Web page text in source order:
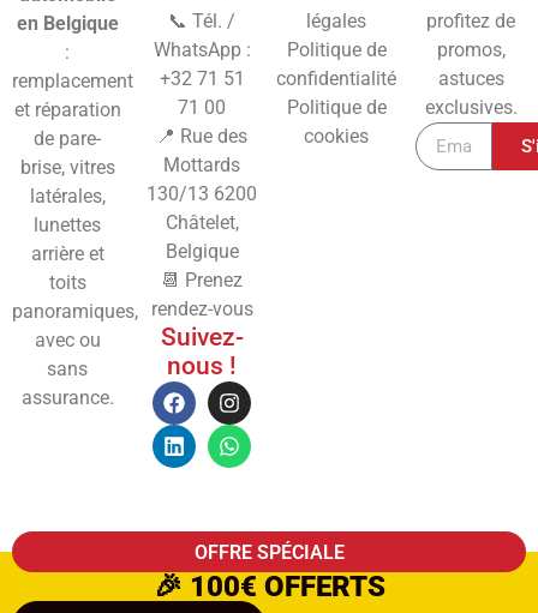
en Belgique
:
remplacement
et réparation
de pare-
brise, vitres
latérales,
lunettes
arrière et
toits
panoramiques,
avec ou
sans
assurance.
📞 Tél. /
WhatsApp :
+32 71 51
71 00
📍 Rue des
Mottards
130/13 6200
Châtelet,
Belgique
📆 Prenez
rendez-vous
Suivez-
nous !
légales
Politique de
confidentialité
Politique de
cookies
profitez de
promos,
astuces
exclusives.
OFFRE SPÉCIALE
🎉 100€ OFFERTS